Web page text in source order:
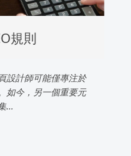
規則
設計師可能僅專注於
如今，另一個重要元
...